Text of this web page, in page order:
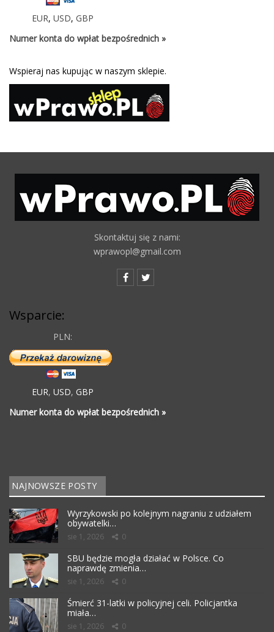
EUR, USD, GBP
Numer konta do wpłat bezpośrednich »
Wspieraj nas kupując w naszym sklepie.
Skontaktuj się z nami:
wprawopl@gmail.com
Wsparcie:
PLN:
EUR, USD, GBP
Numer konta do wpłat bezpośrednich »
NAJNOWSZE POSTY
Wyrzykowski po kolejnym nagraniu z udziałem
obywatelki…
sie 1, 2026 0
SBU będzie mogła działać w Polsce. Co
naprawdę zmienia…
sie 1, 2026 0
Śmierć 31-latki w policyjnej celi. Policjantka
miała…
sie 1, 2026 0